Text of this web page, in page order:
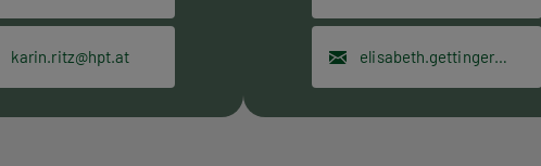
karin.ritz@hpt.at elisabeth.gettinger@hpt.at